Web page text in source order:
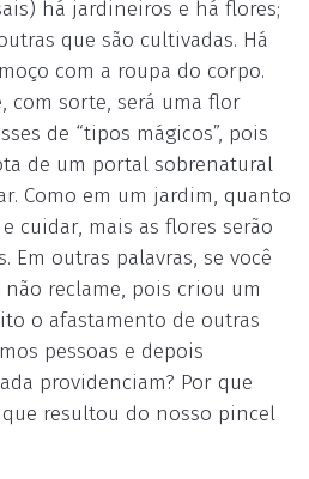
há jardineiros e há flores;
que são cultivadas. Há
com a roupa do corpo.
com sorte, será uma flor
de “tipos mágicos”, pois
de um portal sobrenatural
Como em um jardim, quanto
cuidar, mais as flores serão
Em outras palavras, se você
reclame, pois criou um
o afastamento de outras
pessoas e depois
providenciam? Por que
resultou do nosso pincel